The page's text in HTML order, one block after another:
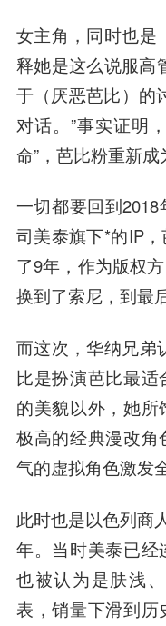
女主角，同时也是
释她是这么说服高
于（厌恶芭比）的
对话。”事实证明
命”，芭比粉重新成
一切都要回到
司美泰旗下*的IP
了9年，作为版权
换到了索尼，到最
而这次，华纳兄弟
比是扮演芭比最
的美貌以外，她
极高的经典漫改角
气的虚拟角色激发
此时也是以色列商
年。当时美泰已经
也被认为是肤浅
表，销量下滑到历